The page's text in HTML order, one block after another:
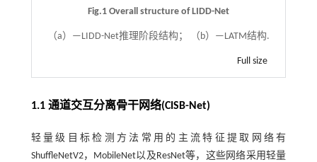
Fig.1 Overall structure of LIDD-Net
（a）—LIDD-Net推理阶段结构； （b）—LATM结构.
Full size
1.1 通道交互分离骨干网络(CISB-Net)
轻量级目标检测方法常用的主流特征提取网络有
ShuffleNetV2，MobileNet以及ResNet等，这些网络采用轻量